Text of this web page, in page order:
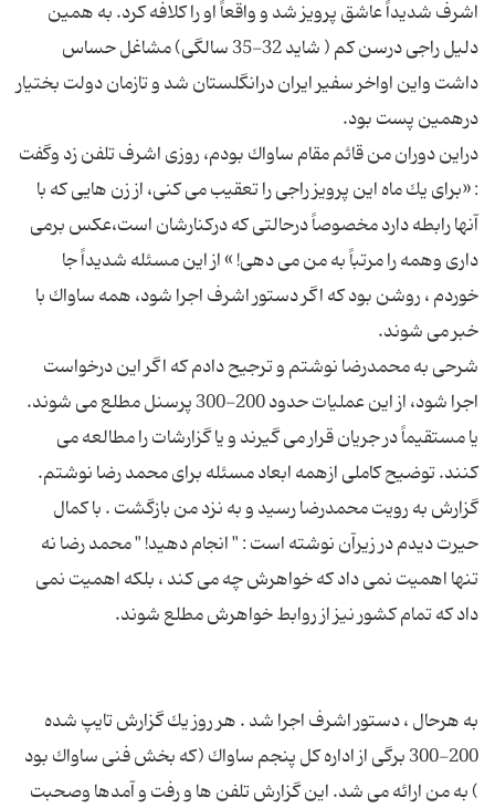
اشرف شدیداً عاشق پرویز شد و واقعاً او را كلافه كرد. به همین
دلیل راجی درسن كم ( شاید 32-35 سالگی) مشاغل حساس
داشت واین اواخر سفیر ایران درانگلستان شد و تازمان دولت بختیار
دراین دوران من قائم مقام ساواك بودم، روزی اشرف تلفن زد وگفت
: «برای یك ماه این پرویز راجی را تعقیب می كنی، از زن هایی كه با
آنها رابطه دارد مخصوصاً درحالتی كه دركنارشان است،‌عكس برمی
داری وهمه را مرتباً به من می دهی! » از این مسئله شدیداً جا
خوردم ، روشن بود كه اگر دستور اشرف اجرا شود، همه ساواك با
شرحی به محمدرضا نوشتم و ترجیح دادم كه اگر این درخواست
اجرا شود، از این عملیات حدود 200-300 پرسنل مطلع می شوند.
یا مستقیماً در جریان قرار می گیرند و یا گزارشات را مطالعه می
كنند. توضیح كاملی ازهمه ابعاد مسئله برای محمد رضا نوشتم.
گزارش به رویت محمدرضا رسید و به نزد من بازگشت . با كمال
حیرت دیدم در زیرآن نوشته است : " انجام دهید! " محمد رضا نه
تنها اهمیت نمی داد كه خواهرش چه می كند ، بلكه اهمیت نمی
به هرحال ، دستور اشرف اجرا شد . هر روز یك گزارش تایپ شده
200-300 برگی از اداره كل پنجم ساواك (كه بخش فنی ساواك بود
) به من ارائه می شد. این گزارش تلفن ها و رفت و آمدها وصحبت